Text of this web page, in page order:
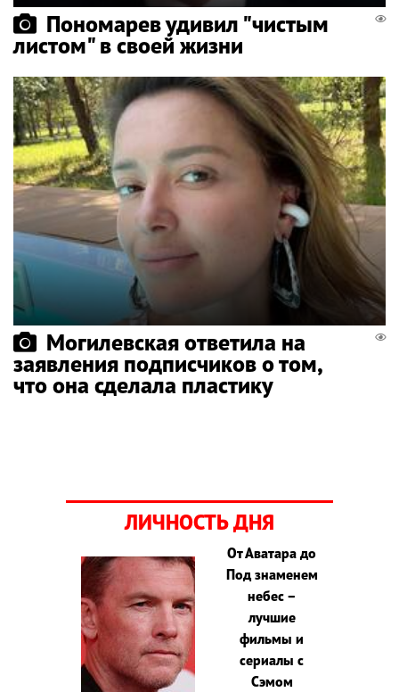
Пономарев удивил "чистым
листом" в своей жизни
Могилевская ответила на
заявления подписчиков о том,
что она сделала пластику
ЛИЧНОСТЬ ДНЯ
От Аватара до
Под знаменем
небес –
лучшие
фильмы и
сериалы с
Сэмом